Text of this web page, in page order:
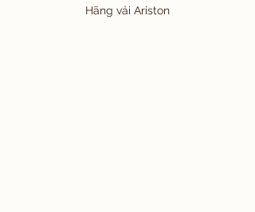
Hãng vải Ariston